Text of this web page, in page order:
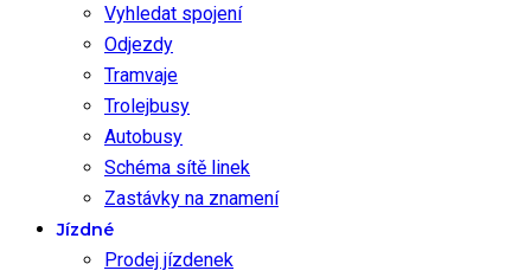
Vyhledat spojení
Odjezdy
Tramvaje
Trolejbusy
Autobusy
Schéma sítě linek
Zastávky na znamení
Jízdné
Prodej jízdenek